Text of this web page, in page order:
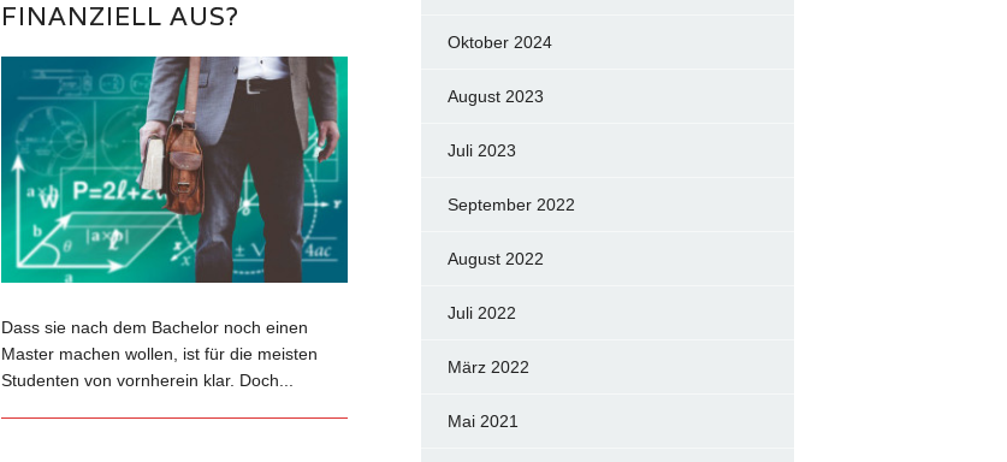
FINANZIELL AUS?
Dass sie nach dem Bachelor noch einen
Master machen wollen, ist für die meisten
Studenten von vornherein klar. Doch...
Oktober 2024
August 2023
Juli 2023
September 2022
August 2022
Juli 2022
März 2022
Mai 2021